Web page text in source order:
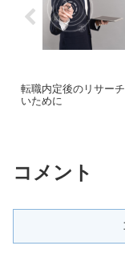
転職内定後のリサー
いために
コメント